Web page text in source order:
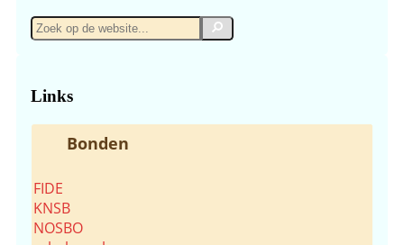
Zoek
op
Zoek
Links
Bonden
FIDE
KNSB
NOSBO